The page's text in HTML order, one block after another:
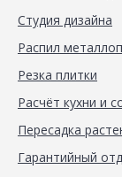
Студия дизайна
Распил
Резка плитки
Расчёт кухни и
Пересадка
Гарантийный